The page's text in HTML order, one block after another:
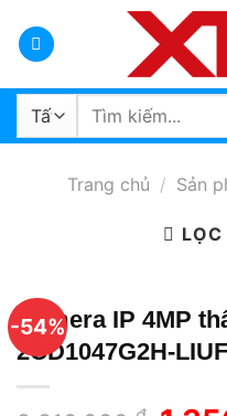
qua
dung
Tìm
Trang chủ / Sản
LỌC
-54%
Camera IP 4MP
2CD1047G2H-LIUF